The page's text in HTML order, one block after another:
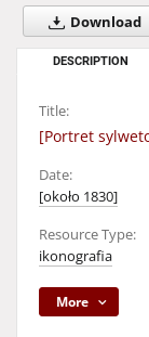
Download
DESCRIPTION
Title:
[Portret
Date:
[około 1830]
Resource Type:
ikonografia
More